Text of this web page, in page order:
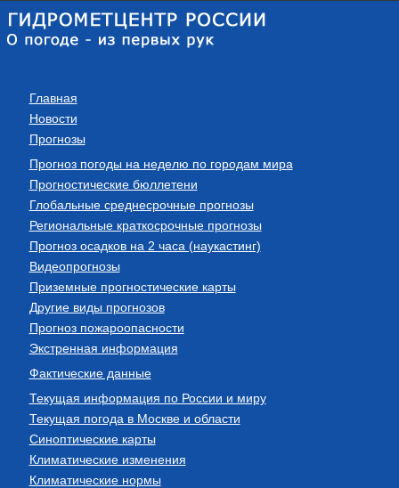
Главная
Новости
Прогнозы
Прогноз погоды на неделю по городам мира
Прогностические бюллетени
Глобальные среднесрочные прогнозы
Региональные краткосрочные прогнозы
Прогноз осадков на 2 часа (наукастинг)
Видеопрогнозы
Приземные прогностические карты
Другие виды прогнозов
Прогноз пожароопасности
Экстренная информация
Фактические данные
Текущая информация по России и миру
Текущая погода в Москве и области
Синоптические карты
Климатические изменения
Климатические нормы